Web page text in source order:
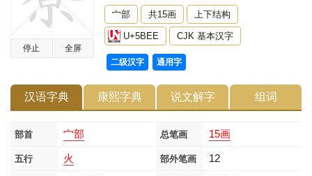
停止 全屏
宀部 共15画 上下结构
U+5BEE CJK 基本汉字
二级汉字 通用字
汉语字典 康熙字典 说文解字 组词
部首 宀部 总笔画 15画
五行 火 部外笔画 12